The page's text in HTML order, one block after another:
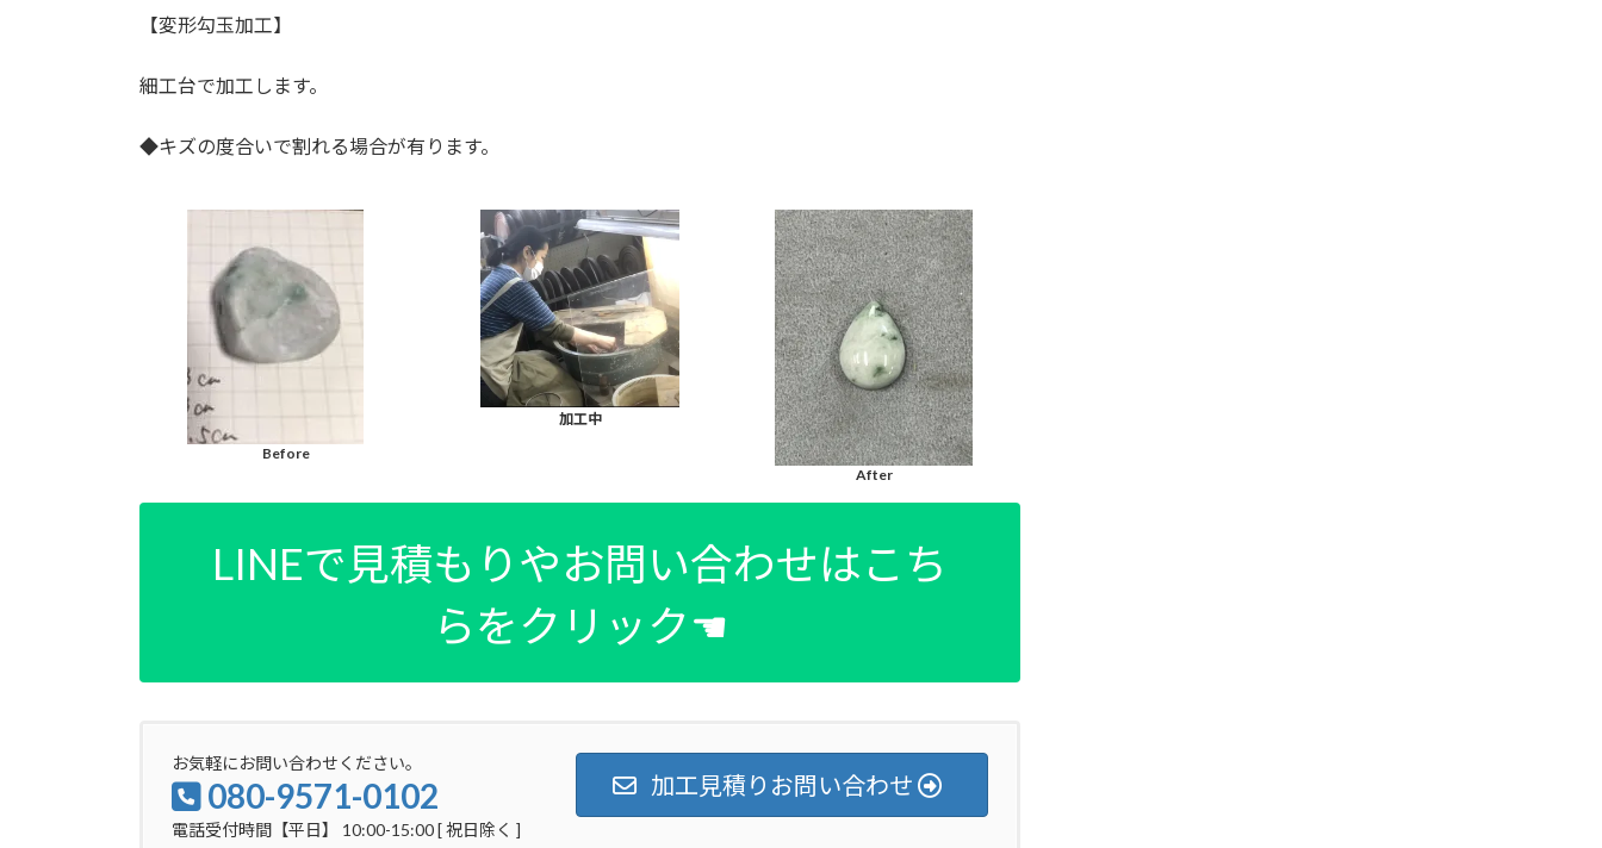
【変形勾玉加工】
細工台で加工します。
◆キズの度合いで割れる場合が有ります。
Before
加工中
After
LINEで見積もりやお問い合わせはこち
らをクリック☚
お気軽にお問い合わせください。
080-9571-0102
電話受付時間【平日】 10:00-15:00 [ 祝日除く ]
加工見積りお問い合わせ